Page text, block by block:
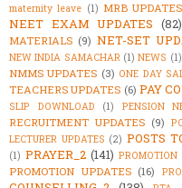
maternity leave (1) MRB UPDATES
NEET EXAM UPDATES (82)
MATERIALS (9) NET-SET
NEW INDIA SAMACHAR (1) NEWS (1)
NMMS UPDATES (3) ONE DAY
TEACHERS UPDATES (6) PAY
SLIP DOWNLOAD
(1) PENSION
RECRUITMENT UPDATES (9)
LECTURER UPDATES (2) POSTS
(1) PRAYER_2 (141) PROMOTION
PROMOTION UPDATES (16)